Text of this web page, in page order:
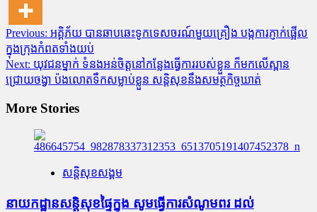
Post
navigation
Previous: អគ្គិភ័យ បានឆាបឆេះទូកទេសចរណ៍មួយគ្រឿង បង្កការភ្ញាក់ផ្អើល
ក្នុងក្រុងកំពតទាំងយប់
Next: យុវជនម្នាក់ ទំនងអន់ចិត្តនៅកន្លែងធ្វើការរបស់ខ្លួន ក៏មកលើស្ពាន
ជ្រោយចង្វា ប៉ងលោតទឹកសម្លាប់ខ្លួន សន្តិសុខនឹងសមត្ថកិច្ចឃាត់
More Stories
សន្តិសុខសង្គម
នាយកដ្ឋានសន្តិសុខផ្ទៃក្នុង សូមធ្វើការសំណូមពរ ដល់